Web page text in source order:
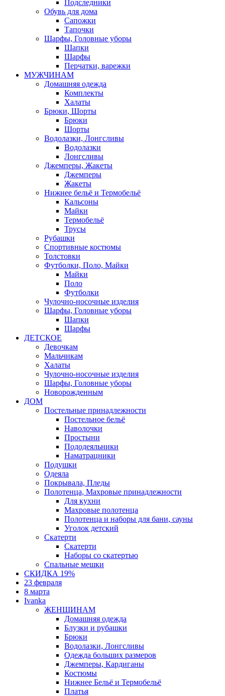
Подследники
Обувь для дома
Сапожки
Тапочки
Шарфы, Головные уборы
Шапки
Шарфы
Перчатки, варежки
МУЖЧИНАМ
Домашняя одежда
Комплекты
Халаты
Брюки, Шорты
Брюки
Шорты
Водолазки, Лонгсливы
Водолазки
Лонгсливы
Джемперы, Жакеты
Джемперы
Жакеты
Нижнее бельё и Термобельё
Кальсоны
Майки
Термобельё
Трусы
Рубашки
Спортивные костюмы
Толстовки
Футболки, Поло, Майки
Майки
Поло
Футболки
Чулочно-носочные изделия
Шарфы, Головные уборы
Шапки
Шарфы
ДЕТСКОЕ
Девочкам
Мальчикам
Халаты
Чулочно-носочные изделия
Шарфы, Головные уборы
Новорожденным
ДОМ
Постельные принадлежности
Постельное бельё
Наволочки
Простыни
Пододеяльники
Наматрацники
Подушки
Одеяла
Покрывала, Пледы
Полотенца, Махровые принадлежности
Для кухни
Махровые полотенца
Полотенца и наборы для бани, сауны
Уголок детский
Скатерти
Скатерти
Наборы со скатертью
Спальные мешки
СКИДКА 19%
23 февраля
8 марта
Ivanka
ЖЕНЩИНАМ
Домашняя одежда
Блузки и рубашки
Брюки
Водолазки, Лонгсливы
Одежда больших размеров
Джемперы, Кардиганы
Костюмы
Нижнее Бельё и Термобельё
Платья